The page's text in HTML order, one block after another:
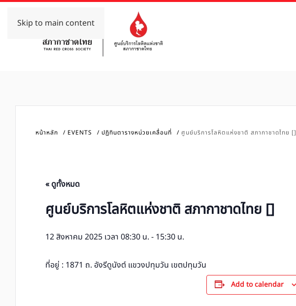
Skip to main content
หน้าหลัก EVENTS ปฏิทินตารางหน่วยเคลื่อนที่ ศูนย์บริการโลหิตแห่งชาติ สภากาชาดไทย []
« ดูทั้งหมด
ศูนย์บริการโลหิตแห่งชาติ สภากาชาดไทย []
12 สิงหาคม 2025 เวลา 08:30 น. - 15:30 น.
ที่อยู่ : 1871 ถ. อังรีดูนังต์ แขวงปทุมวัน เขตปทุมวัน
Add to calendar